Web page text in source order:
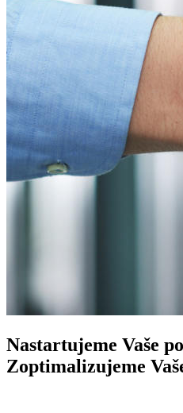
NastartujemeVaše
Zoptimalizujeme